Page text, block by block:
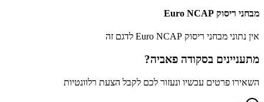
מבחני ריסוק Euro NCAP
אין נתוני מבחני ריסוק Euro NCAP לדגם זה
מתעניינים בסקודה פאביה?
השאירו פרטים עכשיו ונעזור לכם לקבל הצעת רלוונטיות